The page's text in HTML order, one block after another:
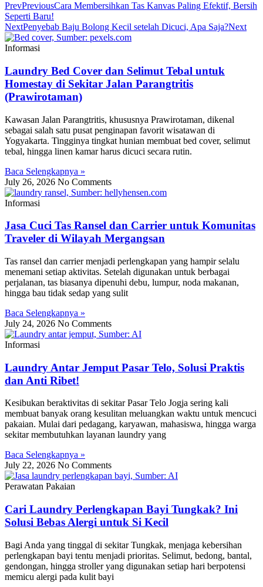
PrevPreviousCara Membersihkan Tas Kanvas Paling Efektif, Bersih
Seperti Baru!
NextPenyebab Baju Bolong Kecil setelah Dicuci, Apa Saja?Next
Informasi
Laundry Bed Cover dan Selimut Tebal untuk
Homestay di Sekitar Jalan Parangtritis
(Prawirotaman)
Kawasan Jalan Parangtritis, khususnya Prawirotaman, dikenal
sebagai salah satu pusat penginapan favorit wisatawan di
Yogyakarta. Tingginya tingkat hunian membuat bed cover, selimut
tebal, hingga linen kamar harus dicuci secara rutin.
Baca Selengkapnya »
July 26, 2026 No Comments
Informasi
Jasa Cuci Tas Ransel dan Carrier untuk Komunitas
Traveler di Wilayah Mergangsan
Tas ransel dan carrier menjadi perlengkapan yang hampir selalu
menemani setiap aktivitas. Setelah digunakan untuk berbagai
perjalanan, tas biasanya dipenuhi debu, lumpur, noda makanan,
hingga bau tidak sedap yang sulit
Baca Selengkapnya »
July 24, 2026 No Comments
Informasi
Laundry Antar Jemput Pasar Telo, Solusi Praktis
dan Anti Ribet!
Kesibukan beraktivitas di sekitar Pasar Telo Jogja sering kali
membuat banyak orang kesulitan meluangkan waktu untuk mencuci
pakaian. Mulai dari pedagang, karyawan, mahasiswa, hingga warga
sekitar membutuhkan layanan laundry yang
Baca Selengkapnya »
July 22, 2026 No Comments
Perawatan Pakaian
Cari Laundry Perlengkapan Bayi Tungkak? Ini
Solusi Bebas Alergi untuk Si Kecil
Bagi Anda yang tinggal di sekitar Tungkak, menjaga kebersihan
perlengkapan bayi tentu menjadi prioritas. Selimut, bedong, bantal,
gendongan, hingga stroller yang digunakan setiap hari berpotensi
memicu alergi pada kulit bayi